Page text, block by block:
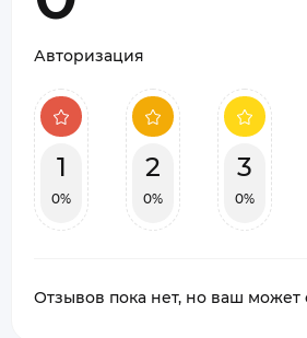
Авторизация
1
0%
2
0%
3
0%
Отзывов пока нет, но ваш может